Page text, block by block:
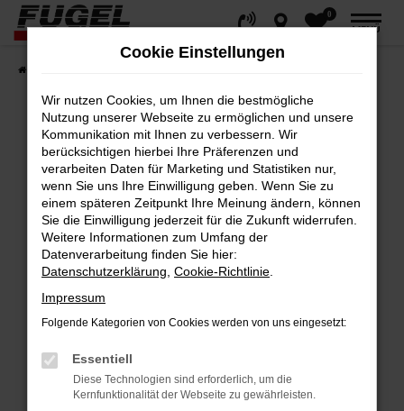
Zum
Hauptinhalt
springen
0
MENÜ
Fehler: Network Error
Beim Laden ist ein Fehler aufgetreten.
Hier sind ein paar Tipps, die dir helfen können:
Überprüfe deine Firewall und deine
Internetverbindung.
Laden andere Webseiten, zum Beispiel
deine Suchmaschine?
Prüfe deine Browsererweiterungen.
Manche Erweiterungen, wie Werbeblocker,
können das Laden bestimmter Seiten
Cookie Einstellungen
Wir nutzen Cookies, um Ihnen die bestmögliche
Nutzung unserer Webseite zu ermöglichen und unsere
Kommunikation mit Ihnen zu verbessern. Wir
berücksichtigen hierbei Ihre Präferenzen und
verarbeiten Daten für Marketing und Statistiken nur,
wenn Sie uns Ihre Einwilligung geben. Wenn Sie zu
einem späteren Zeitpunkt Ihre Meinung ändern, können
Sie die Einwilligung jederzeit für die Zukunft widerrufen.
Weitere Informationen zum Umfang der
Datenverarbeitung finden Sie hier:
Datenschutzerklärung Cookie-Richtlinie
Impressum
Folgende Kategorien von Cookies werden von uns eingesetzt:
Essentiell
Diese Technologien sind erforderlich, um die
Kernfunktionalität der Webseite zu gewährleisten.